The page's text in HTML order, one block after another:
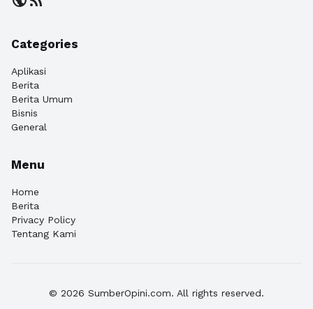
Categories
Aplikasi
Berita
Berita Umum
Bisnis
General
Menu
Home
Berita
Privacy Policy
Tentang Kami
© 2026 SumberOpini.com. All rights reserved.